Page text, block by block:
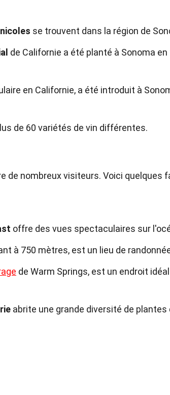
se trouvent dans la région de
de Californie a été planté à Sonoma
en Californie, a été introduit à
de 60 variétés de vin différentes.
de nombreux visiteurs. Voici quelques
offre des vues spectaculaires sur
à 750 mètres, est un lieu de
de Warm Springs, est un endroit
abrite une grande diversité de plantes